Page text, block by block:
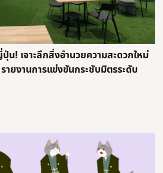
! เจาะลึกสิ่งอำนวยความสะดวกใหม่
ยงานการแข่งขันกระชับมิตรระดับ